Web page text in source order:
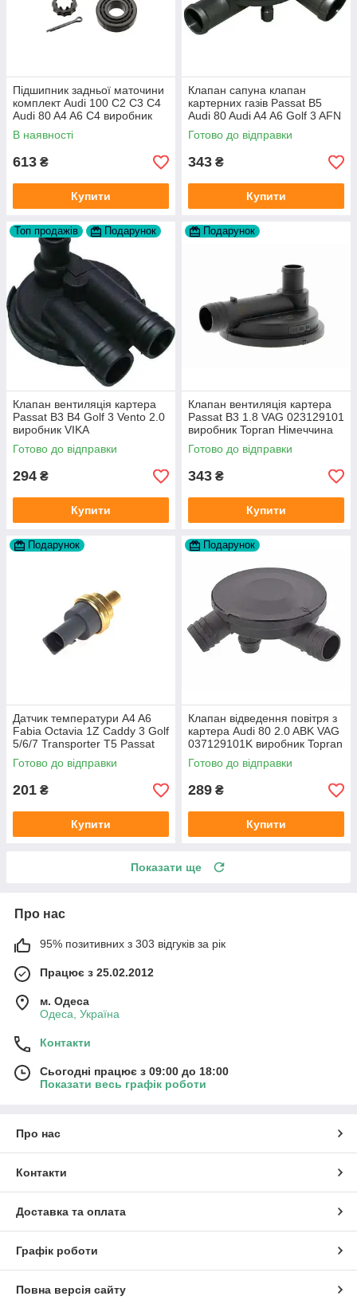
Підшипник задньої маточини
комплект Audi 100 C2 C3 C4
Audi 80 A4 A6 C4 виробник
FAG
В наявності
613 ₴
Купити
Клапан сапуна клапан
картерних газів Passat B5
Audi 80 Audi A4 A6 Golf 3 AFN
1Y AAZ 1Z AFF AEY AAZ AHB
AHU
Готово до відправки
343 ₴
Купити
Топ продажів Подарунок
Клапан вентиляція картера
Passat B3 B4 Golf 3 Vento 2.0
виробник VIKA
Готово до відправки
294 ₴
Купити
Подарунок
Клапан вентиляція картера
Passat B3 1.8 VAG 023129101
виробник Topran Німеччина
Готово до відправки
343 ₴
Купити
Подарунок
Датчик температури A4 A6
Fabia Octavia 1Z Caddy 3 Golf
5/6/7 Transporter T5 Passat
B6 (колір сірий)
Готово до відправки
201 ₴
Купити
Подарунок
Клапан відведення повітря з
картера Audi 80 2.0 ABK VAG
037129101K виробник Topran
Німеччина
Готово до відправки
289 ₴
Купити
Показати ще
Про нас
95% позитивних з 303 відгуків за рік
Працює з 25.02.2012
м. Одеса
Одеса, Україна
Контакти
Сьогодні працює з 09:00 до 18:00
Показати весь графік роботи
Про нас
Контакти
Доставка та оплата
Графік роботи
Повна версія сайту